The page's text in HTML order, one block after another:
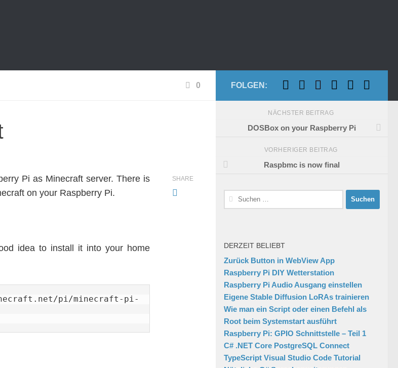
0
Pi as Minecraft server. There is
on your Raspberry Pi.
idea to install it into your home
pi/minecraft-pi-
SHARE
FOLGEN:
NÄCHSTER BEITRAG
DOSBox on your Raspberry Pi
VORHERIGER BEITRAG
Raspbmc is now final
Suchen
nach:
DERZEIT BELIEBT
Zurück Button in WebView App
Raspberry Pi DIY Wetterstation
Raspberry Pi Audio Ausgang einstellen
Eigene Stable Diffusion LoRAs trainieren
Wie man ein Script oder einen Befehl als
Root beim Systemstart ausführt
Raspberry Pi: GPIO Schnittstelle – Teil 1
C# .NET Core PostgreSQL Connect
TypeScript Visual Studio Code Tutorial